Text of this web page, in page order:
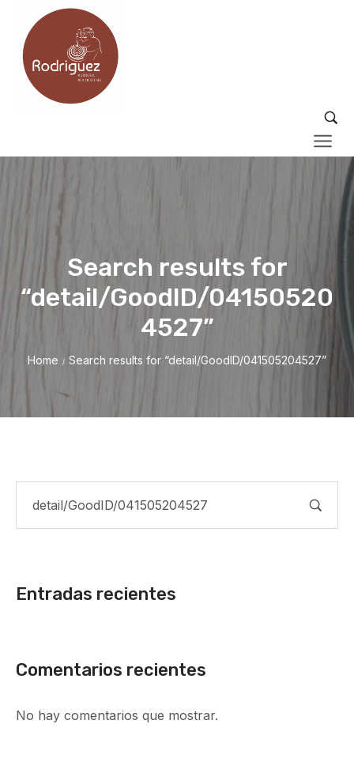
Search results for
“detail/GoodID/04150520
4527”
Home / Search results for “detail/GoodID/041505204527”
Entradas recientes
Comentarios recientes
No hay comentarios que mostrar.